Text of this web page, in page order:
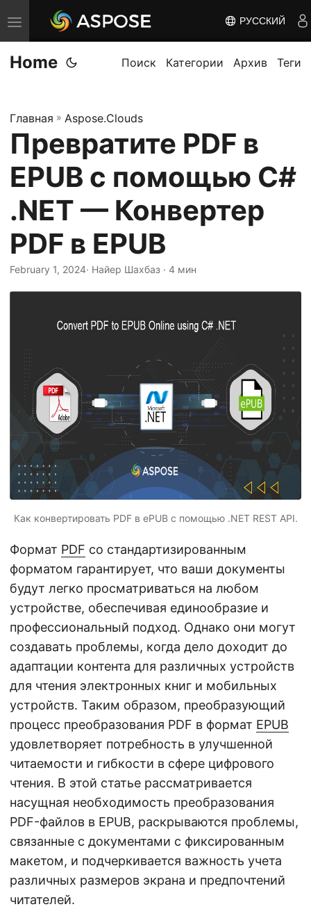
П
е
р
л
ю
и
ь
н
а
в
и
РУССКИЙ
Home Поиск Категории Архив Теги
Главная » Aspose.Clouds
Превратите PDF в
EPUB с помощью C#
.NET — Конвертер
PDF в EPUB
February 1, 2024· Найер Шахбаз · 4 мин
Как конвертировать PDF в ePUB с помощью .NET REST API.
Формат PDF со стандартизированным
форматом гарантирует, что ваши документы
будут легко просматриваться на любом
устройстве, обеспечивая единообразие и
профессиональный подход. Однако они могут
создавать проблемы, когда дело доходит до
адаптации контента для различных устройств
для чтения электронных книг и мобильных
устройств. Таким образом, преобразующий
процесс преобразования PDF в формат EPUB
удовлетворяет потребность в улучшенной
читаемости и гибкости в сфере цифрового
чтения. В этой статье рассматривается
насущная необходимость преобразования
PDF-файлов в EPUB, раскрываются проблемы,
связанные с документами с фиксированным
макетом, и подчеркивается важность учета
различных размеров экрана и предпочтений
читателей.